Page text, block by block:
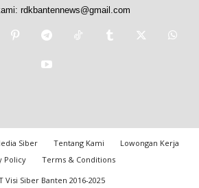
rdkbantennews@gmail.com
Siber Tentang Kami
Lowongan Kerja
Policy
Terms & Conditions
Visi Siber Banten 2016-2025